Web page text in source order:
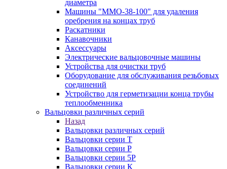
диаметра
Машины "ММО-38-100" для удаления
оребрения на концах труб
Раскатники
Канавочники
Аксессуары
Электрические вальцовочные машины
Устройства для очистки труб
Оборудование для обслуживания резьбовых
соединений
Устройство для герметизации конца трубы
теплообменника
Вальцовки различных серий
Назад
Вальцовки различных серий
Вальцовки серии Т
Вальцовки серии Р
Вальцовки серии 5Р
Вальцовки серии К